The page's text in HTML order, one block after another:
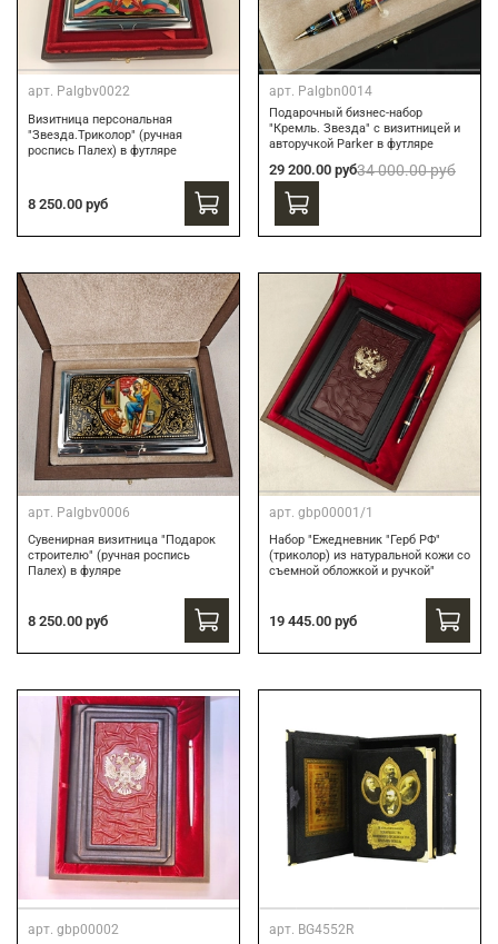
арт. Palgbv0022
Визитница персональная
"Звезда.Триколор" (ручная
роспись Палех) в футляре
8 250.00 руб
арт. Palgbn0014
Подарочный бизнес-набор
"Кремль. Звезда" с визитницей и
авторучкой Parker в футляре
29 200.00 руб34 000.00 руб
арт. Palgbv0006
Сувенирная визитница "Подарок
строителю" (ручная роспись
Палех) в фуляре
8 250.00 руб
арт. gbp00001/1
Набор "Ежедневник "Герб РФ"
(триколор) из натуральной кожи со
съемной обложкой и ручкой"
19 445.00 руб
арт. gbp00002 арт. BG4552R